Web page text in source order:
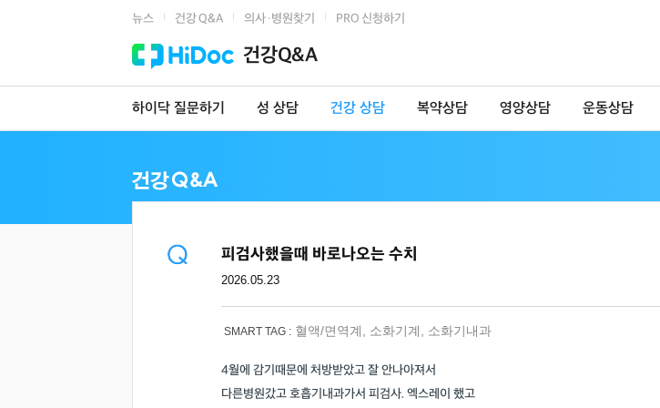
뉴스 건강 Q&A 의사·병원찾기 PRO 신청하기
건강Q&A
하이닥 질문하기 성 상담 건강 상담 복약상담 영양상담 운동상담
피검사했을때 바로나오는 수치
2026.05.23
SMART TAG : 혈액/면역계 소화기계 소화기내과
4월에 감기때문에 처방받았고 잘 안나아져서
다른병원갔고 호흡기내과가서 피검사. 엑스레이 했고